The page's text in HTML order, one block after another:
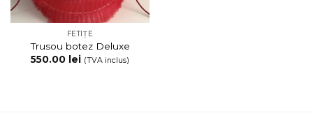
FETIȚE
Trusou botez Deluxe
550.00
lei (TVA inclus)